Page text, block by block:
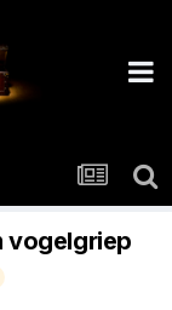
vogelgriep